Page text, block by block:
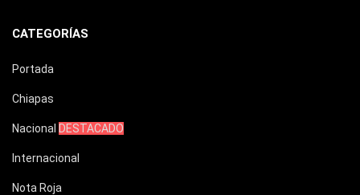
CATEGORÍAS
Portada
Chiapas
Nacional DESTACADO
Internacional
Nota Roja